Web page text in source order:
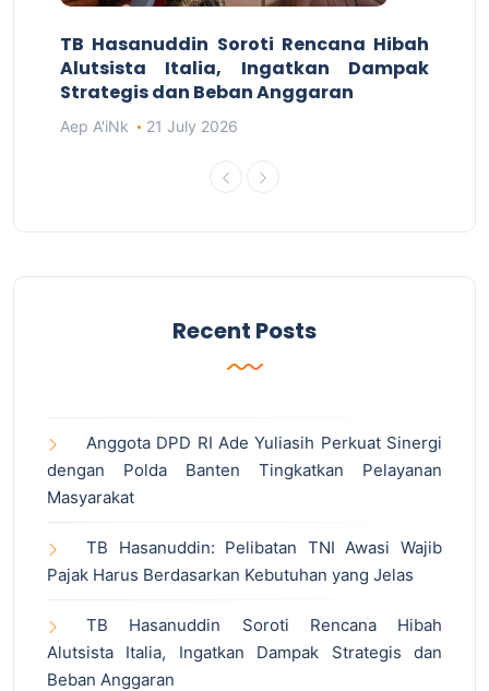
TB Hasanuddin Soroti Rencana Hibah
Alutsista Italia, Ingatkan Dampak
Strategis dan Beban Anggaran
Aep A'iNk 21 July 2026
Recent Posts
Anggota DPD RI Ade Yuliasih Perkuat Sinergi
dengan Polda Banten Tingkatkan Pelayanan
Masyarakat
TB Hasanuddin: Pelibatan TNI Awasi Wajib
Pajak Harus Berdasarkan Kebutuhan yang Jelas
TB Hasanuddin Soroti Rencana Hibah
Alutsista Italia, Ingatkan Dampak Strategis dan
Beban Anggaran